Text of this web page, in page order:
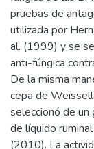
pruebas de
utilizada por
al. (1999) y se
anti-fúngica
De la misma
cepa de
seleccionó de un
de líquido
(2010). La